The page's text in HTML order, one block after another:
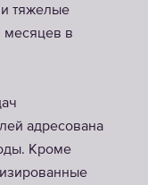
тяжелые
месяцев в
адресована
Кроме